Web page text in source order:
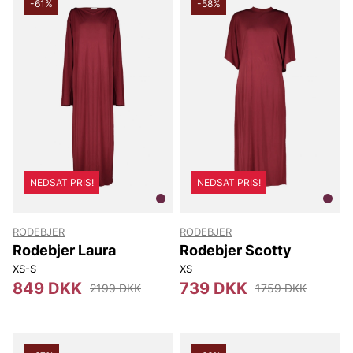
-61%
NEDSAT PRIS!
RODEBJER
Rodebjer Laura
XS-S
849 DKK 2199 DKK
-58%
NEDSAT PRIS!
RODEBJER
Rodebjer Scotty
XS
739 DKK 1759 DKK